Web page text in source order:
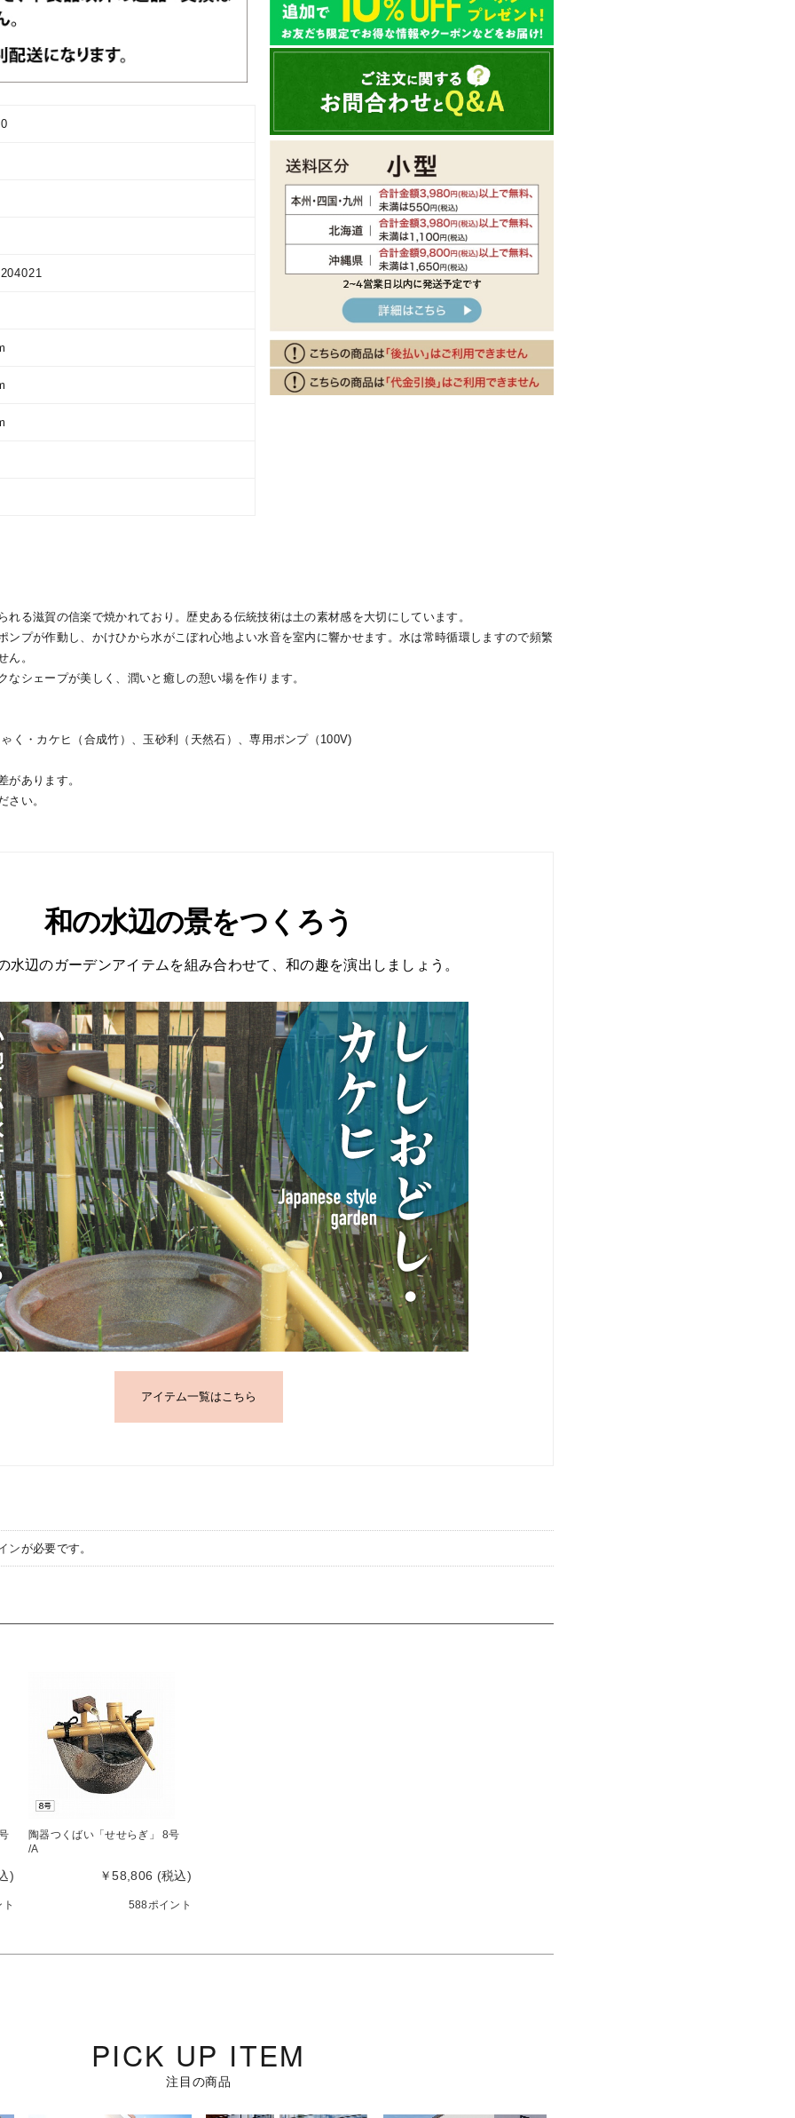
れる滋賀の信楽で焼かれており。歴史ある伝統技術は土の素材感を大切にしています。
ンプが作動し、かけひから水がこぼれ心地よい水音を室内に響かせます。水は常時循環しますので頻繁
ん。
なシェープが美しく、潤いと癒しの憩い場を作ります。
く・カケヒ（合成竹）、玉砂利（天然石）、専用ポンプ（100V)
あります。
さい。
和の水辺の景をつくろう
水辺のガーデンアイテムを組み合わせて、和の趣を演出しましょう。
アイテム一覧はこちら
ンが必要です。
)
陶器つくばい「せせらぎ」 8号
/A
￥58,806 (税込)
588ポイント
PICK UP ITEM
注目の商品